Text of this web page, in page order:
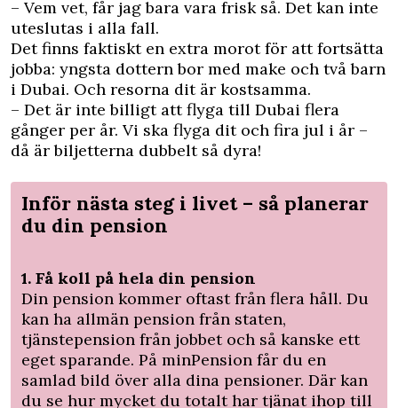
– Vem vet, får jag bara vara frisk så. Det kan inte
uteslutas i alla fall.
Det finns faktiskt en extra morot för att fortsätta
jobba: yngsta dottern bor med make och två barn
i Dubai. Och resorna dit är kostsamma.
– Det är inte billigt att flyga till Dubai flera
gånger per år. Vi ska flyga dit och fira jul i år –
då är biljetterna dubbelt så dyra!
Inför nästa steg i livet – så planerar
du din pension
1. Få koll på hela din pension
Din pension kommer oftast från flera håll. Du
kan ha allmän pension från staten,
tjänstepension från jobbet och så kanske ett
eget sparande. På minPension får du en
samlad bild över alla dina pensioner. Där kan
du se hur mycket du totalt har tjänat ihop till